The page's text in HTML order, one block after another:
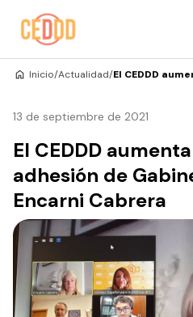
Inicio/Actualidad/El CEDDD
13 de septiembre de 2021
El CEDDD
adhesión de
Encarni Cabrera